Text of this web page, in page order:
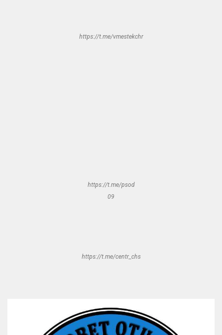
https://t.me/vmestekchr
https://t.me/psod
09
https://t.me/centr_chs